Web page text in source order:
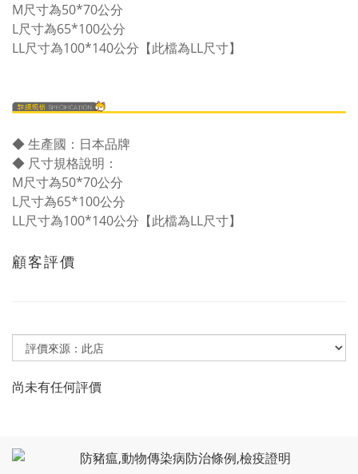
M尺寸為50*70公分
L尺寸為65*100公分
LL尺寸為100*140公分【此檔為LL尺寸】
◆ 生產國：日本品牌
◆ 尺寸規格說明：
M尺寸為50*70公分
L尺寸為65*100公分
LL尺寸為100*140公分【此檔為LL尺寸】
顧客評價
尚未有任何評價